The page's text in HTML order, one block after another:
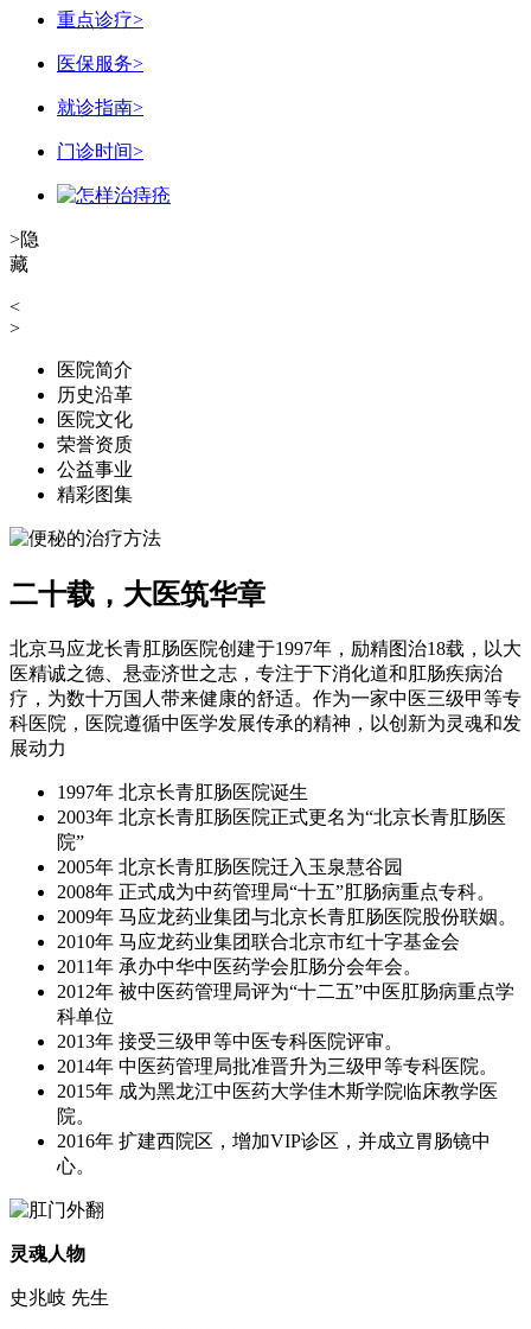
重点诊疗>
医保服务>
就诊指南>
门诊时间>
>隐
藏
<
>
医院简介
历史沿革
医院文化
荣誉资质
公益事业
精彩图集
二十载，大医筑华章
北京马应龙长青肛肠医院创建于1997年，励精图治18载，以大
医精诚之德、悬壶济世之志，专注于下消化道和肛肠疾病治
疗，为数十万国人带来健康的舒适。作为一家中医三级甲等专
科医院，医院遵循中医学发展传承的精神，以创新为灵魂和发
展动力
1997年 北京长青肛肠医院诞生
2003年 北京长青肛肠医院正式更名为“北京长青肛肠医
院”
2005年 北京长青肛肠医院迁入玉泉慧谷园
2008年 正式成为中药管理局“十五”肛肠病重点专科。
2009年 马应龙药业集团与北京长青肛肠医院股份联姻。
2010年 马应龙药业集团联合北京市红十字基金会
2011年 承办中华中医药学会肛肠分会年会。
2012年 被中医药管理局评为“十二五”中医肛肠病重点学
科单位
2013年 接受三级甲等中医专科医院评审。
2014年 中医药管理局批准晋升为三级甲等专科医院。
2015年 成为黑龙江中医药大学佳木斯学院临床教学医
院。
2016年 扩建西院区，增加VIP诊区，并成立胃肠镜中
心。
灵魂人物
史兆岐 先生